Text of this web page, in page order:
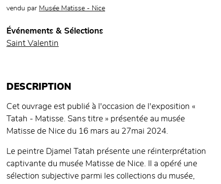
vendu par Musée Matisse - Nice
Événements & Sélections
Saint Valentin
DESCRIPTION
Cet ouvrage est publié à l'occasion de l'exposition «
Tatah - Matisse. Sans titre » présentée au musée
Matisse de Nice du 16 mars au 27mai 2024.
Le peintre Djamel Tatah présente une réinterprétation
captivante du musée Matisse de Nice. Il a opéré une
sélection subjective parmi les collections du musée,